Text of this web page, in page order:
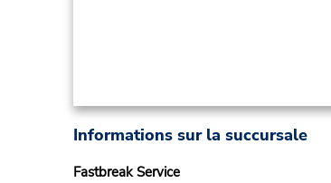
Informations sur la succursale
Fastbreak Service